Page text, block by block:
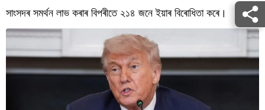
শিক্ষা
খেল
জীৱনশৈলী
সাংসদৰ সমৰ্থন লাভ কৰাৰ বিপৰীতে ২১৪ জনে ইয়াৰ বিৰোধিতা কৰে।